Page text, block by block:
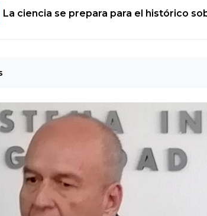
La ciencia se prepara para el histórico